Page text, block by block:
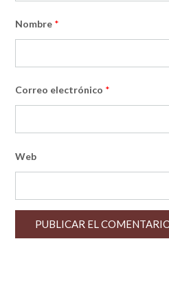
Nombre *
Correo electrónico *
Web